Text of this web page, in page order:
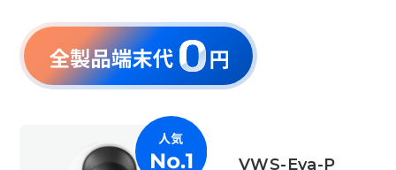
VWS-Eva-P